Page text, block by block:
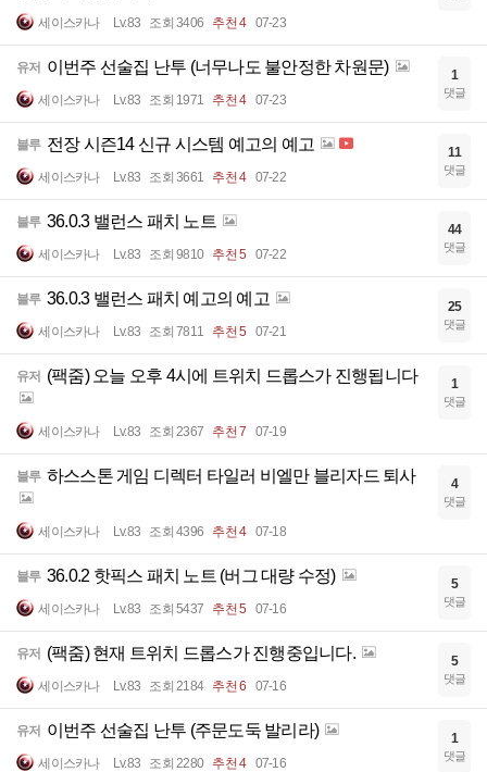
세이스카나 Lv.83 조회 3406 추천 4 07-23
유저 이번주 선술집 난투 (너무나도 불안정한 차원문)
세이스카나 Lv.83 조회 1971 추천 4 07-23
1
댓글
블루 전장 시즌14 신규 시스템 예고의 예고
세이스카나 Lv.83 조회 3661 추천 4 07-22
11
댓글
블루 36.0.3 밸런스 패치 노트
세이스카나 Lv.83 조회 9810 추천 5 07-22
44
댓글
블루 36.0.3 밸런스 패치 예고의 예고
세이스카나 Lv.83 조회 7811 추천 5 07-21
25
댓글
유저 (팩줌) 오늘 오후 4시에 트위치 드롭스가 진행됩니다
세이스카나 Lv.83 조회 2367 추천 7 07-19
1
댓글
블루 하스스톤 게임 디렉터 타일러 비엘만 블리자드 퇴사
세이스카나 Lv.83 조회 4396 추천 4 07-18
4
댓글
블루 36.0.2 핫픽스 패치 노트 (버그 대량 수정)
세이스카나 Lv.83 조회 5437 추천 5 07-16
5
댓글
유저 (팩줌) 현재 트위치 드롭스가 진행중입니다.
세이스카나 Lv.83 조회 2184 추천 6 07-16
5
댓글
유저 이번주 선술집 난투 (주문도둑 발리라)
세이스카나 Lv.83 조회 2280 추천 4 07-16
1
댓글